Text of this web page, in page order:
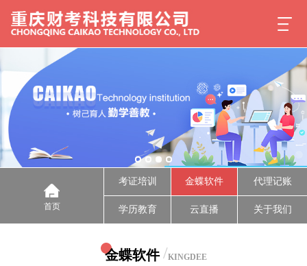
首页
考证培训 金蝶软件 代理记账
学历教育 云直播 关于我们
金蝶软件 /KINGDEE